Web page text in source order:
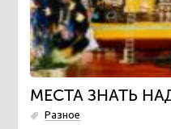
МЕСТА ЗНАТЬ
Разное